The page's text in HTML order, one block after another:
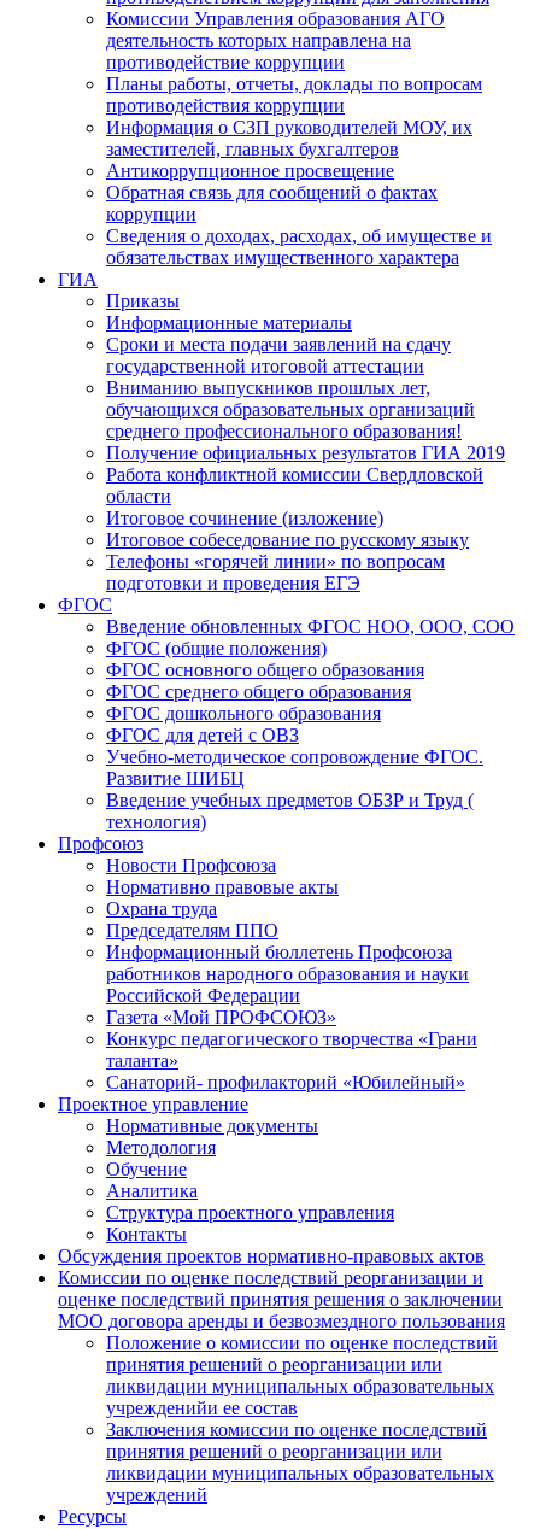
Комиссии Управления образования АГО
деятельность которых направлена на
противодействие коррупции
Планы работы, отчеты, доклады по вопросам
противодействия коррупции
Информация о СЗП руководителей МОУ, их
заместителей, главных бухгалтеров
Антикоррупционное просвещение
Обратная связь для сообщений о фактах
коррупции
Сведения о доходах, расходах, об имуществе и
обязательствах имущественного характера
ГИА
Приказы
Информационные материалы
Сроки и места подачи заявлений на сдачу
государственной итоговой аттестации
Вниманию выпускников прошлых лет,
обучающихся образовательных организаций
среднего профессионального образования!
Получение официальных результатов ГИА 2019
Работа конфликтной комиссии Свердловской
области
Итоговое сочинение (изложение)
Итоговое собеседование по русскому языку
Телефоны «горячей линии» по вопросам
подготовки и проведения ЕГЭ
ФГОС
Введение обновленных ФГОС НОО, ООО, СОО
ФГОС (общие положения)
ФГОС основного общего образования
ФГОС среднего общего образования
ФГОС дошкольного образования
ФГОС для детей с ОВЗ
Учебно-методическое сопровождение ФГОС.
Развитие ШИБЦ
Введение учебных предметов ОБЗР и Труд (
технология)
Профсоюз
Новости Профсоюза
Нормативно правовые акты
Охрана труда
Председателям ППО
Информационный бюллетень Профсоюза
работников народного образования и науки
Российской Федерации
Газета «Мой ПРОФСОЮЗ»
Конкурс педагогического творчества «Грани
таланта»
Санаторий- профилакторий «Юбилейный»
Проектное управление
Нормативные документы
Методология
Обучение
Аналитика
Структура проектного управления
Контакты
Обсуждения проектов нормативно-правовых актов
Комиссии по оценке последствий реорганизации и
оценке последствий принятия решения о заключении
МОО договора аренды и безвозмездного пользования
Положение о комиссии по оценке последствий
принятия решений о реорганизации или
ликвидации муниципальных образовательных
учрежденийи ее состав
Заключения комиссии по оценке последствий
принятия решений о реорганизации или
ликвидации муниципальных образовательных
учреждений
Ресурсы